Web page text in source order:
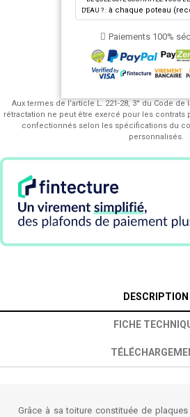
D'EAU ? : à chaque poteau
Paiements 100%
Aux termes de l’article L. 221-28, 3° du Code
rétractation ne peut être exercé pour les contrats
confectionnés selon les spécifications du
personnalisés.
DESCRIPTION
FICHE
Grâce à sa toiture constituée de plaques